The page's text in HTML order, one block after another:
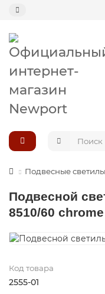
Назад
Подвесные
Потолочные
Светильник-кольцо
Композиции
Подвесные
Подвесной
8510/60 chrome
Код товара
2555-01